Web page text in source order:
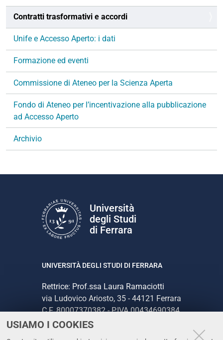
USIAMO I COOKIES
n
Contratti trasformativi e accordi
Unife e Accesso Aperto: i dati
Formazione ed eventi
Commissione di Ateneo per la Scienza Aperta
Fondo di Ateneo per l’incentivazione alla pubblicazione
ad Accesso Aperto
Archivio
Università
degli Studi
di Ferrara
UNIVERSITÀ DEGLI STUDI DI FERRARA
Rettrice: Prof.ssa Laura Ramaciotti
via Ludovico Ariosto, 35 - 44121 Ferrara
C.F. 80007370382 - P.IVA 00434690384